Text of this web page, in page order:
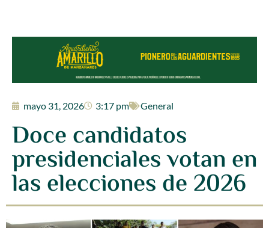
mayo 31, 2026 3:17 pm General
Doce candidatos
presidenciales votan en
las elecciones de 2026